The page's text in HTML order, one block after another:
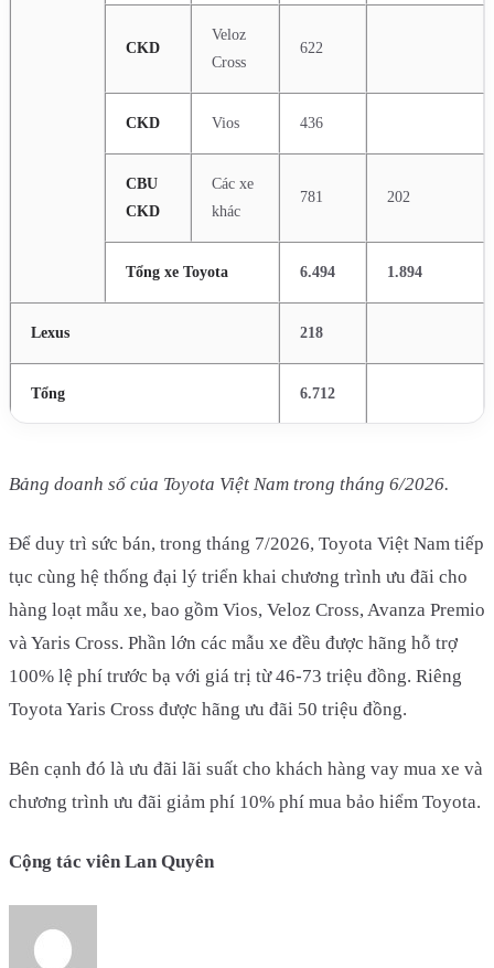
CKD
Veloz
Cross
622
CKD Vios 436
CBU
CKD
Các xe
khác
781 202
Tổng xe Toyota 6.494 1.894
Lexus 218
Tổng 6.712
Bảng doanh số của Toyota Việt Nam trong tháng 6/2026.
Để duy trì sức bán, trong tháng 7/2026, Toyota Việt Nam tiếp
tục cùng hệ thống đại lý triển khai chương trình ưu đãi cho
hàng loạt mẫu xe, bao gồm Vios, Veloz Cross, Avanza Premio
và Yaris Cross. Phần lớn các mẫu xe đều được hãng hỗ trợ
100% lệ phí trước bạ với giá trị từ 46-73 triệu đồng. Riêng
Toyota Yaris Cross được hãng ưu đãi 50 triệu đồng.
Bên cạnh đó là ưu đãi lãi suất cho khách hàng vay mua xe và
chương trình ưu đãi giảm phí 10% phí mua bảo hiểm Toyota.
Cộng tác viên Lan Quyên